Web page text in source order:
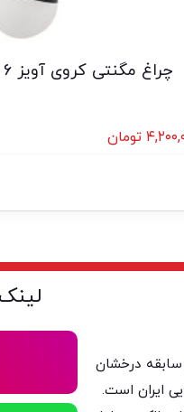
چراغ مگنتی کروی آویز 6 وات
تومان
با بیش از ۴۰ سال سابقه درخشان
ایران است.